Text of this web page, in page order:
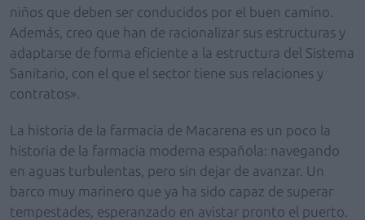
niños que deben ser conducidos por el buen camino.
Además, creo que han de racionalizar sus estructuras y
adaptarse de forma eficiente a la estructura del Sistema
Sanitario, con el que el sector tiene sus relaciones y
contratos».
La historia de la farmacia de Macarena es un poco la
historia de la farmacia moderna española: navegando
en aguas turbulentas, pero sin dejar de avanzar. Un
barco muy marinero que ya ha sido capaz de superar
tempestades, esperanzado en avistar pronto el puerto.